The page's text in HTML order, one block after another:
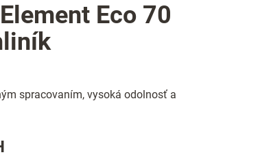
Eco 70
spracovaním, vysoká odolnosť a